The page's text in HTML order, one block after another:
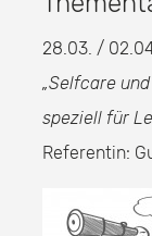
28.03. /
„Selfcare
speziell für
Referentin: